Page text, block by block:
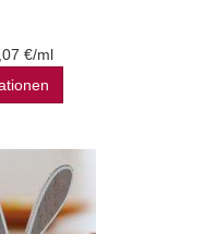
€/ml